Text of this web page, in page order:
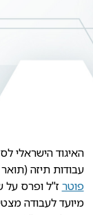
האיגוד הישראלי
עבודות תיזה
פוטר ז"ל ופרס
מיועד לעבודה